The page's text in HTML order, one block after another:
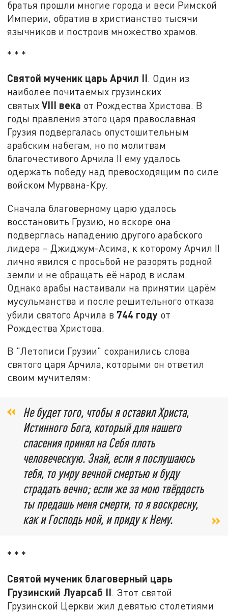
братья прошли многие города и веси Римской
Империи, обратив в христианство тысячи
язычников и построив множество храмов.
* * *
Святой мученик царь Арчил II. Один из
наиболее почитаемых грузинских
святыхVIII века от Рождества Христова. В
годы правления этого царя православная
Грузия подвергалась опустошительным
арабским набегам, но по молитвам
благочестивого Арчила II ему удалось
одержать победу над превосходящим по силе
войском Мурвана-Кру.
Сначала благоверному царю удалось
восстановить Грузию, но вскоре она
подверглась нападению другого арабского
лидера – Джиджум-Асима, к которому Арчил II
лично явился с просьбой не разорять родной
земли и не обращать её народ в ислам.
Однако арабы настаивали на принятии царём
мусульманства и после решительного отказа
убили святого Арчила в 744 году от
Рождества Христова.
В "Летописи Грузии" сохранились слова
святого царя Арчила, которыми он ответил
своим мучителям:
Не будет того, чтобы я оставил Христа,
Истинного Бога, который для нашего
спасения принял на Себя плоть
человеческую. Знай, если я послушаюсь
тебя, то умру вечной смертью и буду
страдать вечно; если же за мою твёрдость
ты предашь меня смерти, то я воскресну,
как и Господь мой, и приду к Нему.
* * *
Святой мученик благоверный царь
Грузинский Луарсаб II. Этот святой
Грузинской Церкви жил девятью столетиями